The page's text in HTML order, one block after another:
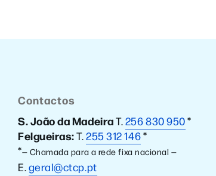
Contactos
S. João da MadeiraT.256 830 950*
Felgueiras:T.255 312 146*
*— Chamada para a rede fixa nacional —
E.geral@ctcp.pt